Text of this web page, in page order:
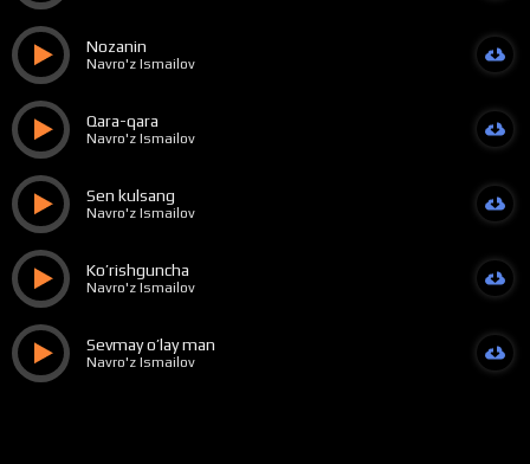
Nozanin
Navro'z Ismailov
Qara-qara
Navro'z Ismailov
Sen kulsang
Navro'z Ismailov
Ko’rishguncha
Navro'z Ismailov
Sevmay o’lay man
Navro'z Ismailov